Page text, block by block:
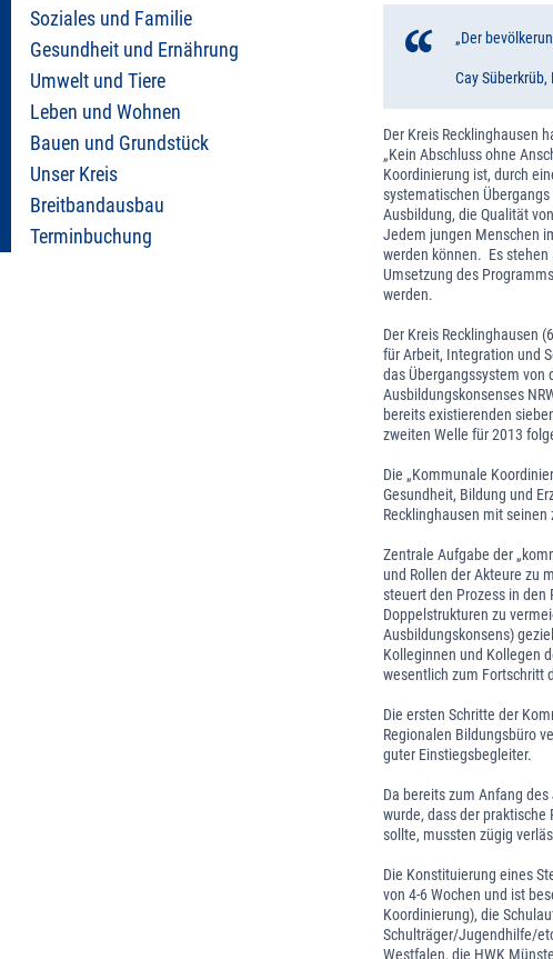
Soziales und Familie
Gesundheit und Ernährung
Umwelt und Tiere
Leben und Wohnen
Bauen und Grundstück
Unser Kreis
Breitbandausbau
Terminbuchung
„Der
Cay Süberkrüb,
Der Kreis Recklinghausen
„Kein Abschluss ohne
Koordinierung ist, durch
systematischen
Ausbildung, die Qualität
Jedem jungen Menschen
werden können. Es stehen
Umsetzung des
werden.
Der Kreis Recklinghausen
für Arbeit, Integration und
das Übergangssystem von
Ausbildungskonsenses
bereits existierenden
zweiten Welle für 2013
Die „Kommunale
Gesundheit, Bildung und
Recklinghausen mit seinen
Zentrale Aufgabe der
und Rollen der Akteure zu
steuert den Prozess in
Doppelstrukturen zu
Ausbildungskonsens)
Kolleginnen und Kollegen
wesentlich zum Fortschritt
Die ersten Schritte der
Regionalen Bildungsbüro
guter Einstiegsbegleiter.
Da bereits zum Anfang
wurde, dass der
sollte, mussten zügig
Die Konstituierung eines
von 4-6 Wochen und ist
Koordinierung), die
Schulträger/Jugendhilfe/
Westfalen, die HWK